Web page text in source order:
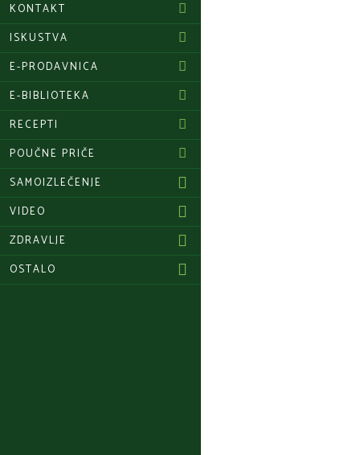
KONTAKT
ISKUSTVA
E-PRODAVNICA
E-BIBLIOTEKA
RECEPTI
POUČNE PRIČE
SAMOIZLEČENJE
VIDEO
ZDRAVLJE
OSTALO